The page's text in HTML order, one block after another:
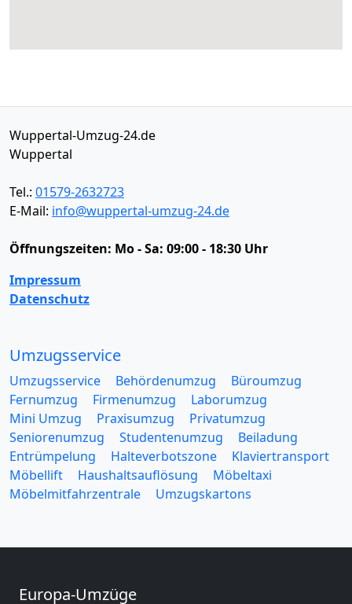
Wuppertal-Umzug-24.de
Wuppertal
Tel.: 01579-2632723
E-Mail: info@wuppertal-umzug-24.de
Öffnungszeiten: Mo - Sa: 09:00 - 18:30 Uhr
Impressum
Datenschutz
Umzugsservice
Umzugsservice Behördenumzug
Büroumzug
Fernumzug
Firmenumzug
Laborumzug
Mini Umzug
Praxisumzug
Privatumzug
Seniorenumzug
Studentenumzug
Beiladung
Entrümpelung
Halteverbotszone
Klaviertransport
Möbellift
Haushaltsauflösung
Möbeltaxi
Möbelmitfahrzentrale
Umzugskartons
Europa-Umzüge